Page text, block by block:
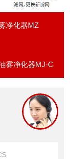
净化器MZ
雾净化器MJ-C